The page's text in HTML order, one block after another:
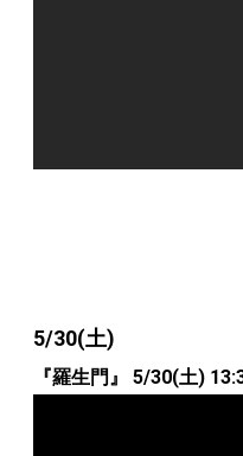
5/30(土)
『羅生門』 5/30(土)